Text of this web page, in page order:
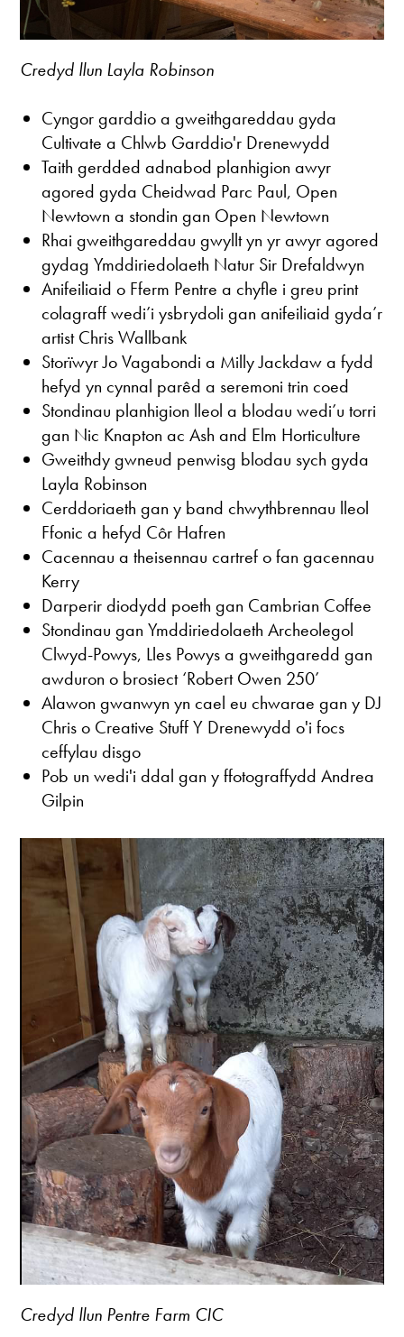
Credyd llun Layla Robinson
Cyngor garddio a gweithgareddau gyda
Cultivate a Chlwb Garddio'r Drenewydd
Taith gerdded adnabod planhigion awyr
agored gyda Cheidwad Parc Paul, Open
Newtown a stondin gan Open Newtown
Rhai gweithgareddau gwyllt yn yr awyr agored
gydag Ymddiriedolaeth Natur Sir Drefaldwyn
Anifeiliaid o Fferm Pentre a chyfle i greu print
colagraff wedi’i ysbrydoli gan anifeiliaid gyda’r
artist Chris Wallbank
Storïwyr Jo Vagabondi a Milly Jackdaw a fydd
hefyd yn cynnal parêd a seremoni trin coed
Stondinau planhigion lleol a blodau wedi’u torri
gan Nic Knapton ac Ash and Elm Horticulture
Gweithdy gwneud penwisg blodau sych gyda
Layla Robinson
Cerddoriaeth gan y band chwythbrennau lleol
Ffonic a hefyd Côr Hafren
Cacennau a theisennau cartref o fan gacennau
Kerry
Darperir diodydd poeth gan Cambrian Coffee
Stondinau gan Ymddiriedolaeth Archeolegol
Clwyd-Powys, Lles Powys a gweithgaredd gan
awduron o brosiect ‘Robert Owen 250’
Alawon gwanwyn yn cael eu chwarae gan y DJ
Chris o Creative Stuff Y Drenewydd o'i focs
ceffylau disgo
Pob un wedi'i ddal gan y ffotograffydd Andrea
Gilpin
Credyd llun Pentre Farm CIC